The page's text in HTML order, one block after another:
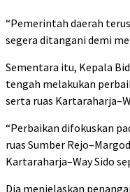
“Pemerintah daerah
segera ditangani demi
Sementara itu, Kepala
tengah melakukan
serta ruas
“Perbaikan difokuskan
ruas Sumber
Kartaraharja–Way Sido
Dia menjelaskan